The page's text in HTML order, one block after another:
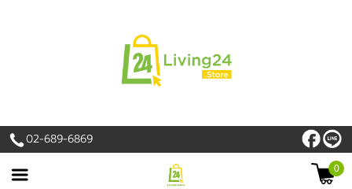
สมัครสมาชิก
สินค้าที่สนใจ( 0 )
02-689-6869
0